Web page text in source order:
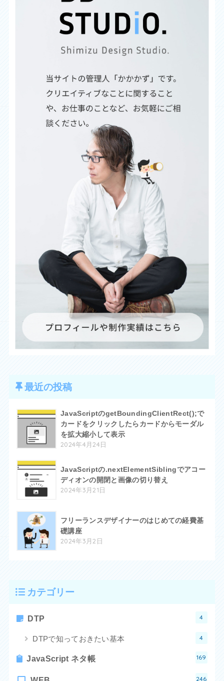
最近の投稿
JavaScriptのgetBoundingClientRect();で
カードをクリックしたらカードからモーダル
を拡大縮小して表示
2024年4月24日
JavaScriptの.nextElementSiblingでアコー
ディオンの開閉と画像の切り替え
2024年3月21日
フリーランスデザイナーのはじめての経費基
礎講座
2024年3月2日
カテゴリー
DTP 4
DTPで知っておきたい基本 4
JavaScript ネタ帳 169
246